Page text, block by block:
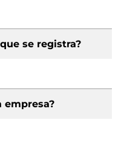
se registra?
empresa?